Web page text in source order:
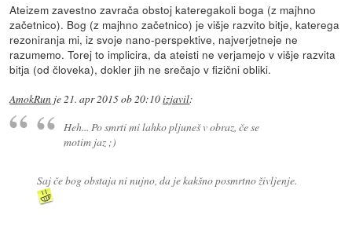
Ateizem zavestno zavrača obstoj kateregakoli boga (z majhno
začetnico). Bog (z majhno začetnico) je višje razvito bitje, katerega
rezoniranja mi, iz svoje nano-perspektive, najverjetneje ne
razumemo. Torej to implicira, da ateisti ne verjamejo v višje razvita
bitja (od človeka), dokler jih ne srečajo v fizični obliki.
AmokRun je21. apr 2015 ob 20:10izjavil:
Heh... Po smrti mi lahko pljuneš v obraz, če se
motim jaz ;)
Saj če bog obstaja ni nujno, da je kakšno posmrtno življenje.